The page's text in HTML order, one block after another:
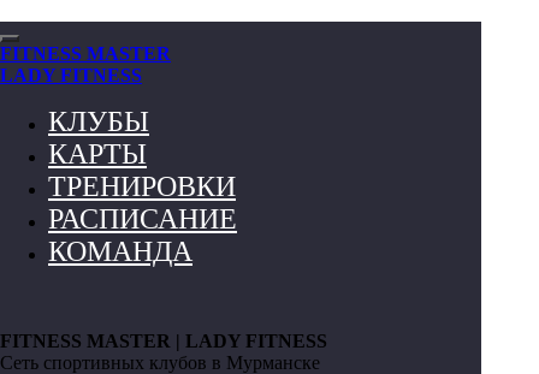
FITNESS MASTER
LADY FITNESS
КЛУБЫ
КАРТЫ
ТРЕНИРОВКИ
РАСПИСАНИЕ
КОМАНДА
FITNESS MASTER | LADY FITNESS
Сеть спортивных клубов в Мурманске